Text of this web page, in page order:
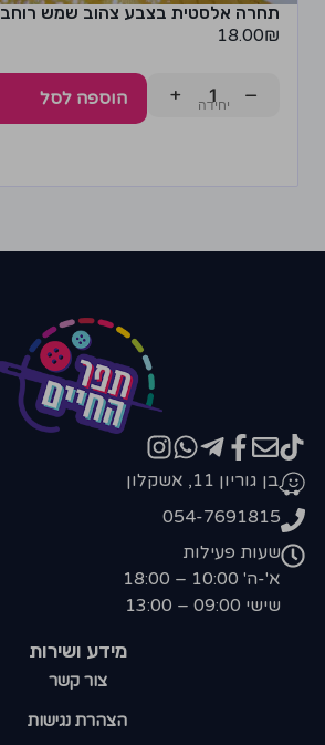
תחרה אלסטית בצבע צהוב שמש רוחב 17 ס"מ
18.00₪
−
+ הוספה לסל
מידע ושירות
צור קשר
הצהרת נגישות
בן גוריון 11, אשקלון
054-7691815
שעות פעילות
א'-ה' 10:00 – 18:00
שישי 09:00 – 13:00